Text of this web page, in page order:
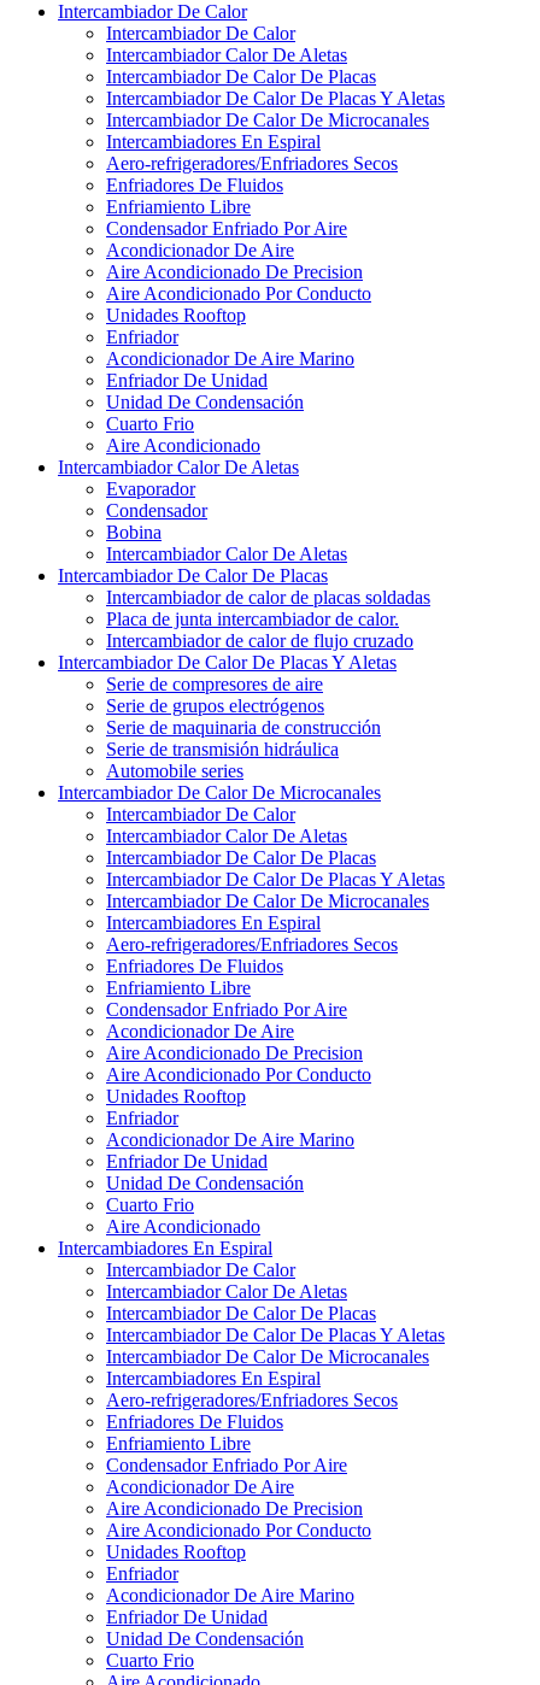
Intercambiador De Calor
Intercambiador De Calor
Intercambiador Calor De Aletas
Intercambiador De Calor De Placas
Intercambiador De Calor De Placas Y Aletas
Intercambiador De Calor De Microcanales
Intercambiadores En Espiral
Aero-refrigeradores/Enfriadores Secos
Enfriadores De Fluidos
Enfriamiento Libre
Condensador Enfriado Por Aire
Acondicionador De Aire
Aire Acondicionado De Precision
Aire Acondicionado Por Conducto
Unidades Rooftop
Enfriador
Acondicionador De Aire Marino
Enfriador De Unidad
Unidad De Condensación
Cuarto Frio
Aire Acondicionado
Intercambiador Calor De Aletas
Evaporador
Condensador
Bobina
Intercambiador Calor De Aletas
Intercambiador De Calor De Placas
Intercambiador de calor de placas soldadas
Placa de junta intercambiador de calor.
Intercambiador de calor de flujo cruzado
Intercambiador De Calor De Placas Y Aletas
Serie de compresores de aire
Serie de grupos electrógenos
Serie de maquinaria de construcción
Serie de transmisión hidráulica
Automobile series
Intercambiador De Calor De Microcanales
Intercambiador De Calor
Intercambiador Calor De Aletas
Intercambiador De Calor De Placas
Intercambiador De Calor De Placas Y Aletas
Intercambiador De Calor De Microcanales
Intercambiadores En Espiral
Aero-refrigeradores/Enfriadores Secos
Enfriadores De Fluidos
Enfriamiento Libre
Condensador Enfriado Por Aire
Acondicionador De Aire
Aire Acondicionado De Precision
Aire Acondicionado Por Conducto
Unidades Rooftop
Enfriador
Acondicionador De Aire Marino
Enfriador De Unidad
Unidad De Condensación
Cuarto Frio
Aire Acondicionado
Intercambiadores En Espiral
Intercambiador De Calor
Intercambiador Calor De Aletas
Intercambiador De Calor De Placas
Intercambiador De Calor De Placas Y Aletas
Intercambiador De Calor De Microcanales
Intercambiadores En Espiral
Aero-refrigeradores/Enfriadores Secos
Enfriadores De Fluidos
Enfriamiento Libre
Condensador Enfriado Por Aire
Acondicionador De Aire
Aire Acondicionado De Precision
Aire Acondicionado Por Conducto
Unidades Rooftop
Enfriador
Acondicionador De Aire Marino
Enfriador De Unidad
Unidad De Condensación
Cuarto Frio